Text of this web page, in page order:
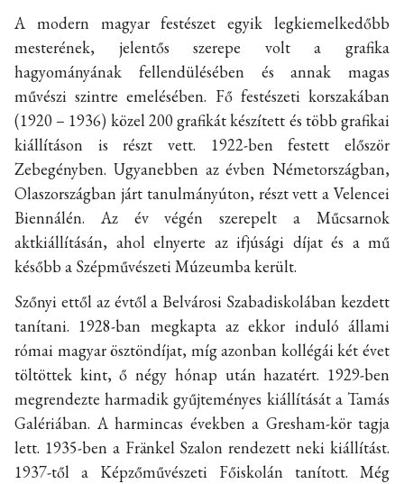
A modern magyar festészet egyik legkiemelkedőbb
mesterének, jelentős szerepe volt a grafika
hagyományának fellendülésében és annak magas
művészi szintre emelésében. Fő festészeti korszakában
(1920 – 1936) közel 200 grafikát készített és több grafikai
kiállításon is részt vett. 1922-ben festett először
Zebegényben. Ugyanebben az évben Németországban,
Olaszországban járt tanulmányúton, részt vett a Velencei
Biennálén. Az év végén szerepelt a Műcsarnok
aktkiállításán, ahol elnyerte az ifjúsági díjat és a mű
később a Szépművészeti Múzeumba került.
Szőnyi ettől az évtől a Belvárosi Szabadiskolában kezdett
tanítani. 1928-ban megkapta az ekkor induló állami
római magyar ösztöndíjat, míg azonban kollégái két évet
töltöttek kint, ő négy hónap után hazatért. 1929-ben
megrendezte harmadik gyűjteményes kiállítását a Tamás
Galériában. A harmincas években a Gresham-kör tagja
lett. 1935-ben a Fränkel Szalon rendezett neki kiállítást.
1937-től a Képzőművészeti Főiskolán tanított. Még